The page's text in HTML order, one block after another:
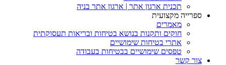
תכנית ארגון אתר | ארגון אתר בניה
ספרייה מקצועית
מאמרים
חוקים ותקנות בנושא בטיחות ובריאות תעסוקתית
אתרי בטיחות שימושיים
טפסים שימושיים בבטיחות בעבודה
צור קשר